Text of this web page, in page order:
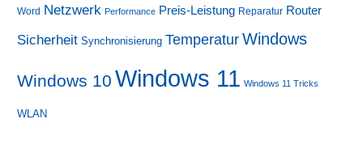
Word Netzwerk Performance Preis-Leistung Reparatur Router
Sicherheit Synchronisierung Temperatur Windows
Windows 10 Windows 11 Windows 11 Tricks
WLAN